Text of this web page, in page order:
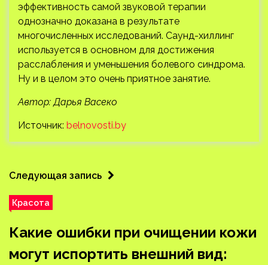
эффективность самой звуковой терапии
однозначно доказана в результате
многочисленных исследований. Саунд-хиллинг
используется в основном для достижения
расслабления и уменьшения болевого синдрома.
Ну и в целом это очень приятное занятие.
Автор: Дарья Васеко
Источник: belnovosti.by
Следующая запись
Красота
Какие ошибки при очищении кожи
могут испортить внешний вид: